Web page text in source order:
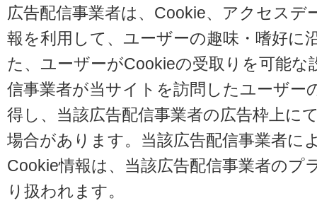
広告配信事業者は、Cookie、アクセスデ
報を利用して、ユーザーの趣味・嗜好に
た、ユーザーがCookieの受取りを可能
信事業者が当サイトを訪問したユーザー
得し、当該広告配信事業者の広告枠上に
場合があります。当該広告配信事業者に
Cookie情報は、当該広告配信事業者のプ
り扱われます。